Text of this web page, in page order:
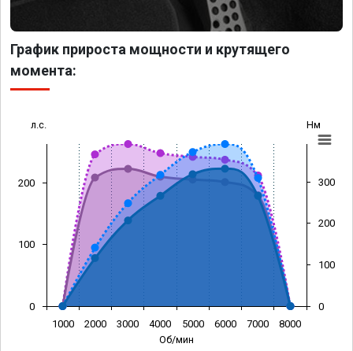
График прироста мощности и крутящего
момента:
Об/мин
л.с. Нм
1000 2000 3000 4000 5000 6000 7000 8000
0
100
200
0
100
200
300